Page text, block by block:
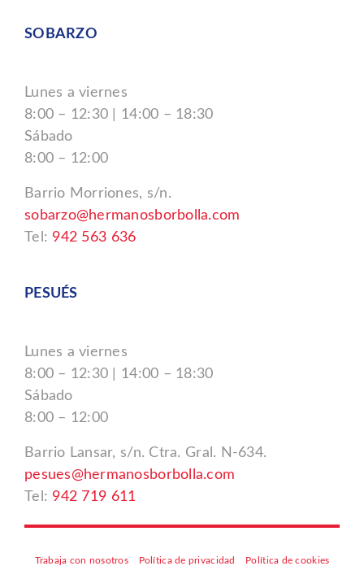
SOBARZO
Lunes a viernes
8:00 – 12:30 | 14:00 – 18:30
Sábado
8:00 – 12:00
Barrio Morriones, s/n.
sobarzo@hermanosborbolla.com
Tel: 942 563 636
PESUÉS
Lunes a viernes
8:00 – 12:30 | 14:00 – 18:30
Sábado
8:00 – 12:00
Barrio Lansar, s/n. Ctra. Gral. N-634.
pesues@hermanosborbolla.com
Tel: 942 719 611
Trabaja con nosotros Política de privacidad Política de cookies